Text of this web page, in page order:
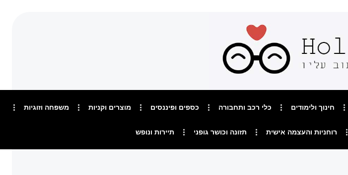
חינוך ולימודים כלי רכב ותחבורה כספים ופיננסים מוצרים וקניות משפחה וזוגיות
רוחניות והעצמה אישית תזונה וכושר גופני תיירות ונופש